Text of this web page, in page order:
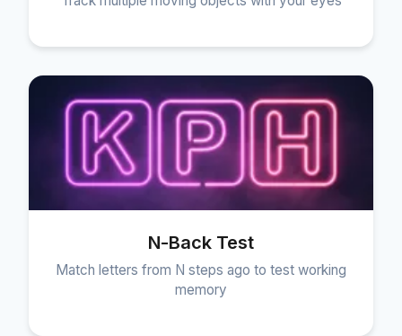
N-Back Test
Match letters from N steps ago to test working
memory